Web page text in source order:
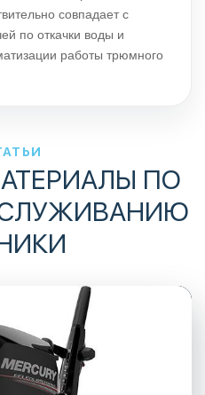
совпадает с
по откачки воды и
работы трюмного
ПО